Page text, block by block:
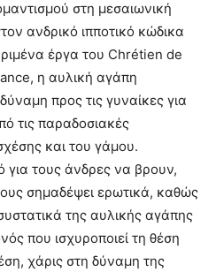
στη μεσαιωνική
ανδρικό ιπποτικό κώδικα
έργα του Chrétien de
η αυλική αγάπη
προς τις γυναίκες για
τις παραδοσιακές
και του γάμου.
τους άνδρες να βρουν,
σημαδέψει ερωτικά, καθώς
της αυλικής αγάπης
που ισχυροποιεί τη θέση
χάρις στη δύναμη της